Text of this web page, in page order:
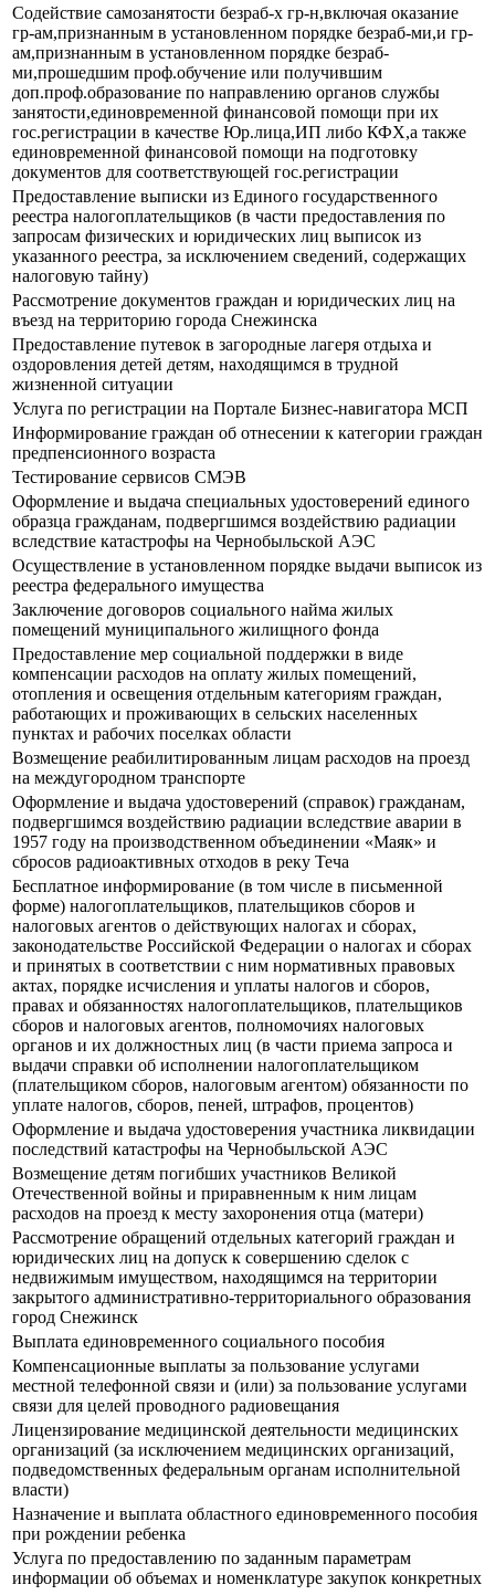
Содействие самозанятости безраб-х гр-н,включая оказание
гр-ам,признанным в установленном порядке безраб-ми,и гр-
ам,признанным в установленном порядке безраб-
ми,прошедшим проф.обучение или получившим
доп.проф.образование по направлению органов службы
занятости,единовременной финансовой помощи при их
гос.регистрации в качестве Юр.лица,ИП либо КФХ,а также
единовременной финансовой помощи на подготовку
документов для соответствующей гос.регистрации
Предоставление выписки из Единого государственного
реестра налогоплательщиков (в части предоставления по
запросам физических и юридических лиц выписок из
указанного реестра, за исключением сведений, содержащих
налоговую тайну)
Рассмотрение документов граждан и юридических лиц на
въезд на территорию города Снежинска
Предоставление путевок в загородные лагеря отдыха и
оздоровления детей детям, находящимся в трудной
жизненной ситуации
Услуга по регистрации на Портале Бизнес-навигатора МСП
Информирование граждан об отнесении к категории граждан
предпенсионного возраста
Тестирование сервисов СМЭВ
Оформление и выдача специальных удостоверений единого
образца гражданам, подвергшимся воздействию радиации
вследствие катастрофы на Чернобыльской АЭС
Осуществление в установленном порядке выдачи выписок из
реестра федерального имущества
Заключение договоров социального найма жилых
помещений муниципального жилищного фонда
Предоставление мер социальной поддержки в виде
компенсации расходов на оплату жилых помещений,
отопления и освещения отдельным категориям граждан,
работающих и проживающих в сельских населенных
пунктах и рабочих поселках области
Возмещение реабилитированным лицам расходов на проезд
на междугородном транспорте
Оформление и выдача удостоверений (справок) гражданам,
подвергшимся воздействию радиации вследствие аварии в
1957 году на производственном объединении «Маяк» и
сбросов радиоактивных отходов в реку Теча
Бесплатное информирование (в том числе в письменной
форме) налогоплательщиков, плательщиков сборов и
налоговых агентов о действующих налогах и сборах,
законодательстве Российской Федерации о налогах и сборах
и принятых в соответствии с ним нормативных правовых
актах, порядке исчисления и уплаты налогов и сборов,
правах и обязанностях налогоплательщиков, плательщиков
сборов и налоговых агентов, полномочиях налоговых
органов и их должностных лиц (в части приема запроса и
выдачи справки об исполнении налогоплательщиком
(плательщиком сборов, налоговым агентом) обязанности по
уплате налогов, сборов, пеней, штрафов, процентов)
Оформление и выдача удостоверения участника ликвидации
последствий катастрофы на Чернобыльской АЭС
Возмещение детям погибших участников Великой
Отечественной войны и приравненным к ним лицам
расходов на проезд к месту захоронения отца (матери)
Рассмотрение обращений отдельных категорий граждан и
юридических лиц на допуск к совершению сделок с
недвижимым имуществом, находящимся на территории
закрытого административно-территориального образования
город Снежинск
Выплата единовременного социального пособия
Компенсационные выплаты за пользование услугами
местной телефонной связи и (или) за пользование услугами
связи для целей проводного радиовещания
Лицензирование медицинской деятельности медицинских
организаций (за исключением медицинских организаций,
подведомственных федеральным органам исполнительной
власти)
Назначение и выплата областного единовременного пособия
при рождении ребенка
Услуга по предоставлению по заданным параметрам
информации об объемах и номенклатуре закупок конкретных